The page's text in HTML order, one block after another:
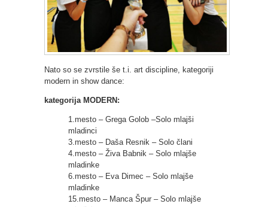
Nato so se zvrstile še t.i. art discipline, kategoriji
modern in show dance:
kategorija MODERN:
1.mesto – Grega Golob –Solo mlajši
mladinci
3.mesto – Daša Resnik – Solo člani
4.mesto – Živa Babnik – Solo mlajše
mladinke
6.mesto – Eva Dimec – Solo mlajše
mladinke
15.mesto – Manca Špur – Solo mlajše